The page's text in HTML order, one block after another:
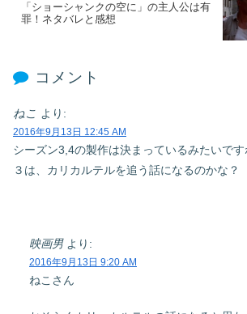
「ショーシャンクの空に」の主人公は有
罪！ネタバレと感想
コメント
ねこ より:
2016年9月13日 12:45 AM
シーズン3,4の製作は決まっているみたいです
３は、カリカルテルを追う話になるのかな？
映画男 より:
2016年9月13日 9:20 AM
ねこさん